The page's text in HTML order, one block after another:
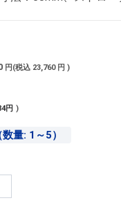
円(税込 23,760 円 )
円 )
量: 1～5）